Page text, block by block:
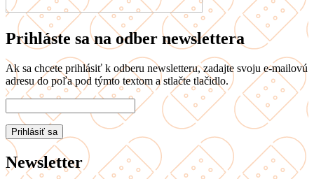
Prihláste sa na odber newslettera
Ak sa chcete prihlásiť k odberu newsletteru, zadajte svoju e-mailovú
adresu do poľa pod týmto textom a stlačte tlačidlo.
Newsletter